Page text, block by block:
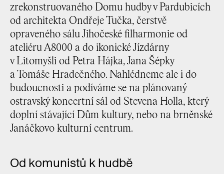
zrekonstruovaného Domu hudby v Pardubicích
od architekta Ondřeje Tučka, čerstvě
opraveného sálu Jihočeské filharmonie od
ateliéru A8000 a do ikonické Jízdárny
v Litomyšli od Petra Hájka, Jana Šépky
a Tomáše Hradečného. Nahlédneme ale i do
budoucnosti a podíváme se na plánovaný
ostravský koncertní sál od Stevena Holla, který
doplní stávající Dům kultury, nebo na brněnské
Janáčkovo kulturní centrum.
Od komunistů k hudbě